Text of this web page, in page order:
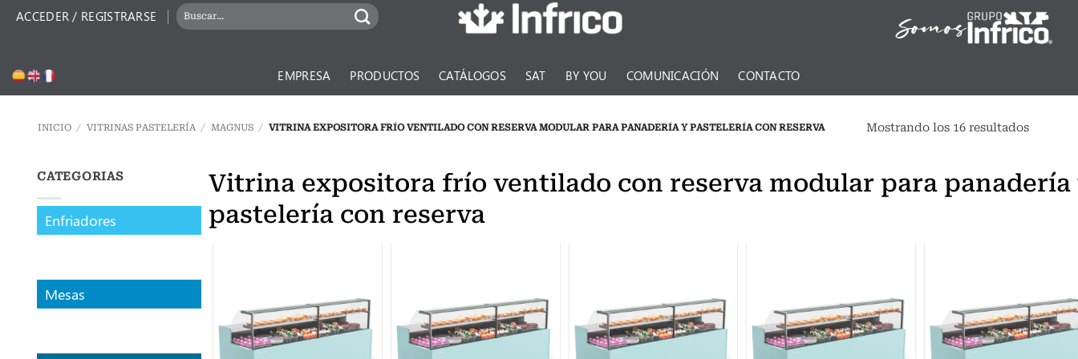
ACCEDER / REGISTRARSE
BUSCAR
POR:
EMPRESA PRODUCTOS CATÁLOGOS SAT BY YOU COMUNICACIÓN CONTACTO
INICIO / VITRINAS PASTELERÍA / MAGNUS / VITRINA EXPOSITORA FRÍO VENTILADO CON RESERVA MODULAR PARA PANADERÍA Y PASTELERÍA CON RESERVA Mostrando los 16 resultados
CATEGORIAS
Enfriadores
Mesas
Vitrina expositora frío ventilado con reserva modular para panadería
pastelería con reserva